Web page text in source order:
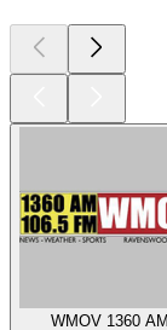
WMOV 1360 AM